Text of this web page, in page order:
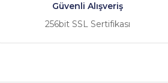
Güvenli Alışveriş
256bit SSL Sertifikası